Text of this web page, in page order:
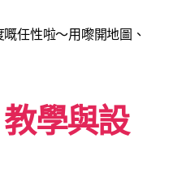
任性啦～用嚟開地圖、
學與設